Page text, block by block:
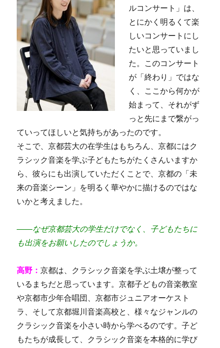
ルコンサート」は、
とにかく明るくて楽
しいコンサートにし
たいと思っていまし
た。このコンサート
が「終わり」ではな
く、ここから何かが
始まって、それがず
っと先にまで繋がっ
ていってほしいと気持ちがあったのです。
そこで、京都芸大の在学生はもちろん、京都にはク
ラシック音楽を学ぶ子どもたちがたくさんいますか
ら、彼らにも出演していただくことで、京都の「未
来の音楽シーン」を明るく華やかに描けるのではな
いかと考えました。
――なぜ京都芸大の学生だけでなく、子どもたちに
も出演をお願いしたのでしょうか。
高野：京都は、クラシック音楽を学ぶ土壌が整って
いるまちだと思っています。京都子どもの音楽教室
や京都市少年合唱団、京都市ジュニアオーケスト
ラ、そして京都堀川音楽高校と、様々なジャンルの
クラシック音楽を小さい時から学べるのです。子ど
もたちが成長して、クラシック音楽を本格的に学び